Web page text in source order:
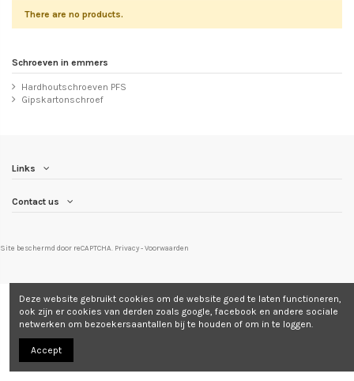
There are no products.
Schroeven in emmers
Hardhoutschroeven PFS
Gipskartonschroef
Links
Contact us
Site beschermd door reCAPTCHA. Privacy-Voorwaarden
Deze website gebruikt cookies om de website goed te laten functioneren,
ook zijn er cookies van derden zoals google, facebook en andere sociale
netwerken om bezoekersaantallen bij te houden of om in te loggen.
Accept